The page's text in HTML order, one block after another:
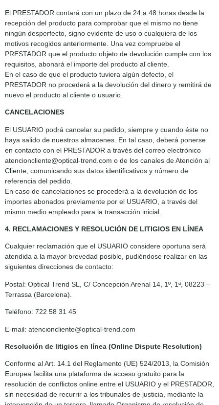
El PRESTADOR contará con un plazo de 24 a 48 horas desde la
recepción del producto para comprobar que el mismo no tiene
ningún desperfecto, signo evidente de uso o cualquiera de los
motivos recogidos anteriormente. Una vez compruebe el
PRESTADOR que el producto objeto de devolución cumple con los
requisitos, abonará el importe del producto al cliente.
En el caso de que el producto tuviera algún defecto, el
PRESTADOR no procederá a la devolución del dinero y remitirá de
nuevo el producto al cliente o usuario.
CANCELACIONES
El USUARIO podrá cancelar su pedido, siempre y cuando éste no
haya salido de nuestros almacenes. En tal caso, deberá ponerse
en contacto con el PRESTADOR a través del correo electrónico
atencioncliente@optical-trend.com o de los canales de Atención al
Cliente, comunicando sus datos identificativos y número de
referencia del pedido.
En caso de cancelaciones se procederá a la devolución de los
importes abonados previamente por el USUARIO, a través del
mismo medio empleado para la transacción inicial.
4. RECLAMACIONES Y RESOLUCIÓN DE LITIGIOS EN LÍNEA
Cualquier reclamación que el USUARIO considere oportuna será
atendida a la mayor brevedad posible, pudiéndose realizar en las
siguientes direcciones de contacto:
Postal: Optical Trend SL, C/ Concepción Arenal 14, 1º, 1ª, 08223 –
Terrassa (Barcelona).
Teléfono: 722 58 31 45
E-mail: atencioncliente@optical-trend.com
Resolución de litigios en línea (Online Dispute Resolution)
Conforme al Art. 14.1 del Reglamento (UE) 524/2013, la Comisión
Europea facilita una plataforma de acceso gratuito para la
resolución de conflictos online entre el USUARIO y el PRESTADOR,
sin necesidad de recurrir a los tribunales de justicia, mediante la